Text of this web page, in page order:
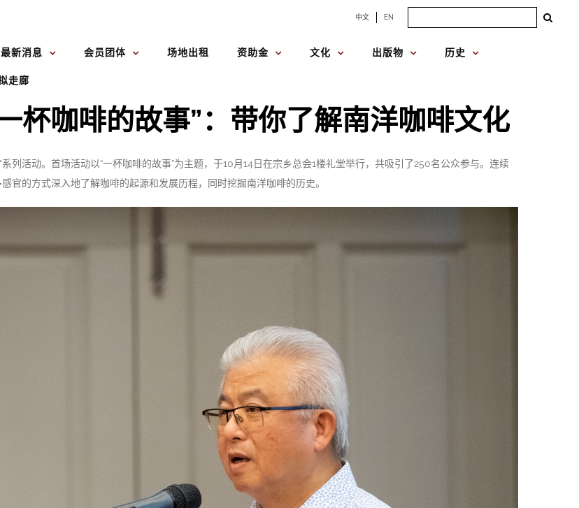
中文 EN
最新消息 会员团体 场地出租 资助金 文化 出版物 历史
走廊
杯咖啡的故事”：带你了解南洋咖啡文化
列活动。首场活动以“一杯咖啡的故事”为主题，于10月14日在宗乡总会1楼礼堂举行，共吸引了250名公众参与。连续
官的方式深入地了解咖啡的起源和发展历程，同时挖掘南洋咖啡的历史。